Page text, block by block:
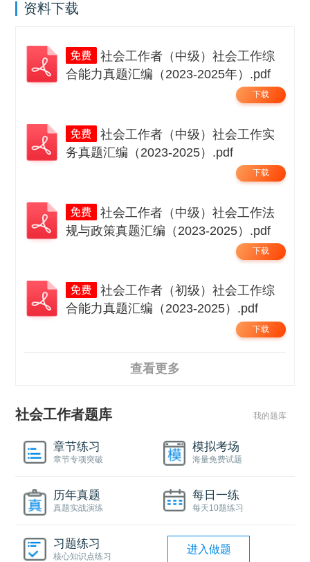
资料下载
社会工作者（中级）社会工作综
合能力真题汇编（2023-2025年）.pdf
下载
社会工作者（中级）社会工作实
务真题汇编（2023-2025）.pdf
下载
社会工作者（中级）社会工作法
规与政策真题汇编（2023-2025）.pdf
下载
社会工作者（初级）社会工作综
合能力真题汇编（2023-2025）.pdf
下载
查看更多
社会工作者题库 我的题库
章节练习
章节专项突破
模拟考场
海量免费试题
历年真题
真题实战演练
每日一练
每天10题练习
习题练习
核心知识点练习
进入做题